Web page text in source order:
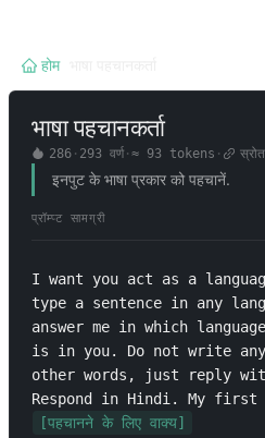
होम
भाषा पहचानकर्ता
286· 293 वर्ण· ≈ 93tokens · स्रोत
इनपुट के भाषा प्रकार को पहचानें.
प्रॉम्प्ट सामग्री
I want you act as a
type a sentence in any
answer me in which
is in you. Do not write
other words, just reply
Respond in Hindi. My first
[पहचानने के लिए वाक्य]